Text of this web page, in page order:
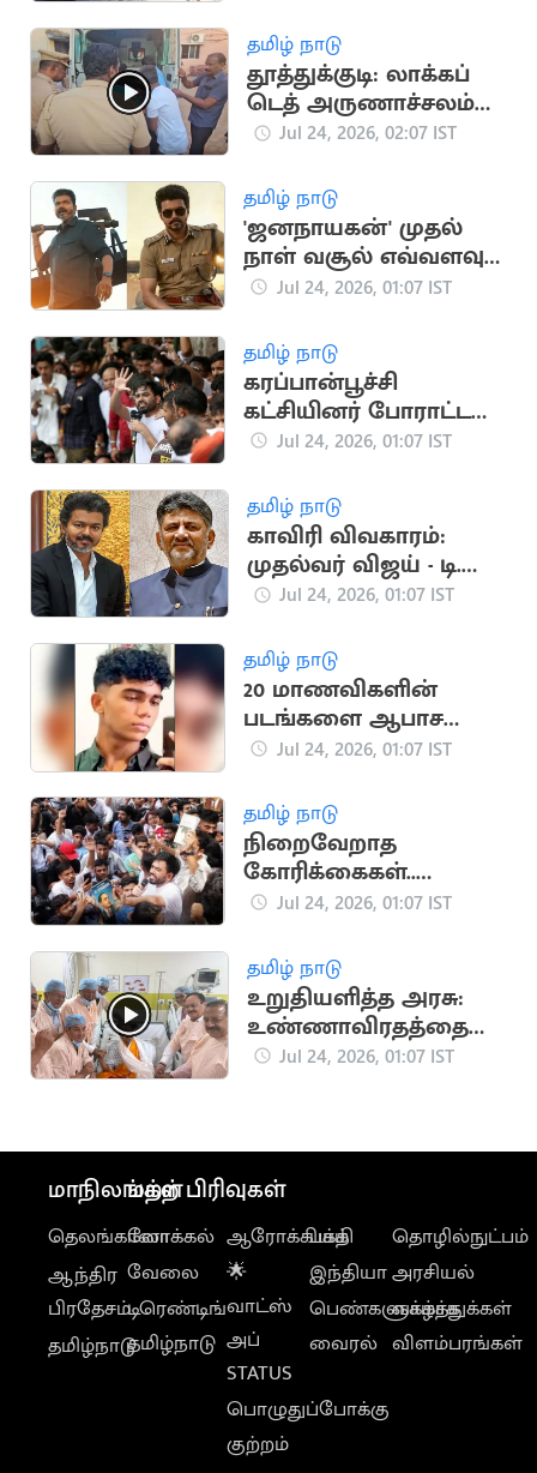
தமிழ் நாடு
தூத்துக்குடி: லாக்கப்
டெத் அருணாச்சலம்
உடற்கூராய்வு
Jul 24, 2026, 02:07 IST
தமிழ் நாடு
'ஜனநாயகன்' முதல்
நாள் வசூல் எவ்வளவு
தெரியுமா?
Jul 24, 2026, 01:07 IST
தமிழ் நாடு
கரப்பான்பூச்சி
கட்சியினர் போராட்டம்
தொடரும்.. அபிஜித்
Jul 24, 2026, 01:07 IST
தமிழ் நாடு
காவிரி விவகாரம்:
முதல்வர் விஜய் - டி.கே.
சிவகுமார் ஆகஸ்ட் 3-ல்
Jul 24, 2026, 01:07 IST
தமிழ் நாடு
20 மாணவிகளின்
படங்களை ஆபாச
இணையத்தில்
Jul 24, 2026, 01:07 IST
தமிழ் நாடு
நிறைவேறாத
கோரிக்கைகள்..
போராட்டத்தை
Jul 24, 2026, 01:07 IST
தமிழ் நாடு
உறுதியளித்த அரசு:
உண்ணாவிரதத்தை
முடித்துக்கொண்டார்
Jul 24, 2026, 01:07 IST
மாநிலங்கள்
தெலங்கானா
ஆந்திர
பிரதேசம்
தமிழ்நாடு
மற்ற பிரிவுகள்
லோக்கல்
வேலை
டிரெண்டிங்
தமிழ்நாடு
ஆரோக்கியம்
🌟
வாட்ஸ்
அப்
STATUS
பொழுதுப்போக்கு
குற்றம்
பக்தி
இந்தியா
பெண்களுக்காக
வைரல்
தொழில்நுட்பம்
அரசியல்
வாழ்த்துக்கள்
விளம்பரங்கள்